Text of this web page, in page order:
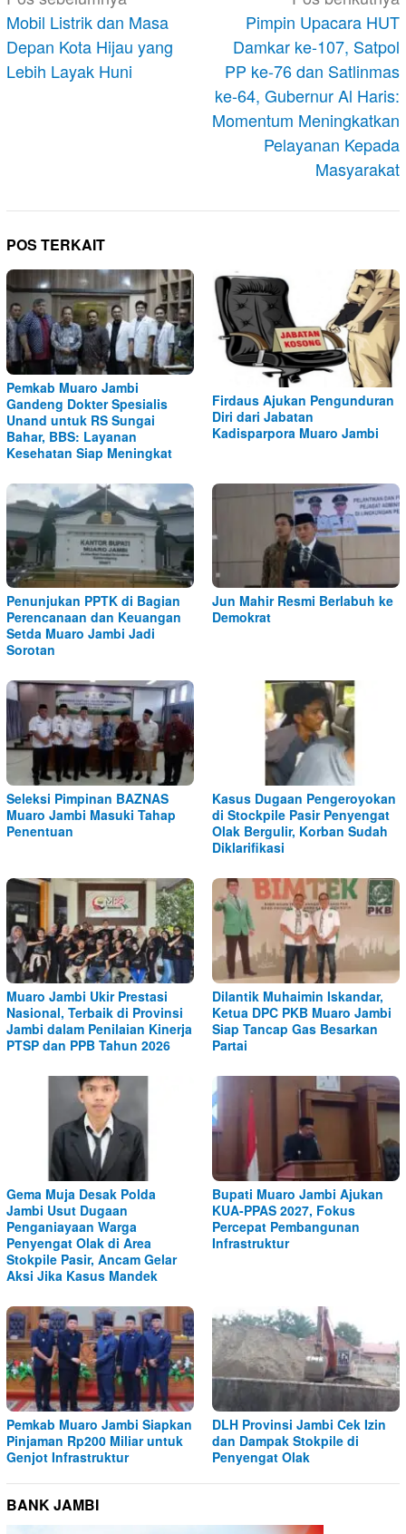
pos
Mobil Listrik dan Masa
Depan Kota Hijau yang
Lebih Layak Huni
Pimpin Upacara HUT
Damkar ke-107, Satpol
PP ke-76 dan Satlinmas
ke-64, Gubernur Al Haris:
Momentum Meningkatkan
Pelayanan Kepada
Masyarakat
POS TERKAIT
Pemkab Muaro Jambi
Gandeng Dokter Spesialis
Unand untuk RS Sungai
Bahar, BBS: Layanan
Kesehatan Siap Meningkat
Firdaus Ajukan Pengunduran
Diri dari Jabatan
Kadisparpora Muaro Jambi
Penunjukan PPTK di Bagian
Perencanaan dan Keuangan
Setda Muaro Jambi Jadi
Sorotan
Jun Mahir Resmi Berlabuh ke
Demokrat
Seleksi Pimpinan BAZNAS
Muaro Jambi Masuki Tahap
Penentuan
Kasus Dugaan Pengeroyokan
di Stockpile Pasir Penyengat
Olak Bergulir, Korban Sudah
Diklarifikasi
Muaro Jambi Ukir Prestasi
Nasional, Terbaik di Provinsi
Jambi dalam Penilaian Kinerja
PTSP dan PPB Tahun 2026
Dilantik Muhaimin Iskandar,
Ketua DPC PKB Muaro Jambi
Siap Tancap Gas Besarkan
Partai
Gema Muja Desak Polda
Jambi Usut Dugaan
Penganiayaan Warga
Penyengat Olak di Area
Stokpile Pasir, Ancam Gelar
Aksi Jika Kasus Mandek
Bupati Muaro Jambi Ajukan
KUA-PPAS 2027, Fokus
Percepat Pembangunan
Infrastruktur
Pemkab Muaro Jambi Siapkan
Pinjaman Rp200 Miliar untuk
Genjot Infrastruktur
DLH Provinsi Jambi Cek Izin
dan Dampak Stokpile di
Penyengat Olak
BANK JAMBI